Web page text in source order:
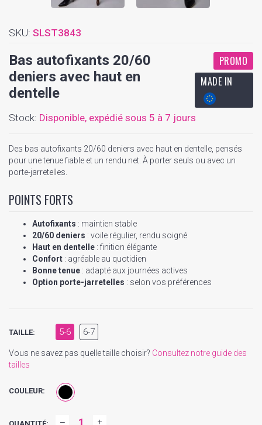
SKU: SLST3843
Bas autofixants 20/60
deniers avec haut en
dentelle
PROMO
MADE IN
Stock: Disponible, expédié sous 5 à 7 jours
Des bas autofixants 20/60 deniers avec haut en dentelle, pensés
pour une tenue fiable et un rendu net. À porter seuls ou avec un
porte-jarretelles.
POINTS FORTS
Autofixants : maintien stable
20/60 deniers : voile régulier, rendu soigné
Haut en dentelle : finition élégante
Confort : agréable au quotidien
Bonne tenue : adapté aux journées actives
Option porte-jarretelles : selon vos préférences
TAILLE: 5-6 6-7
Vous ne savez pas quelle taille choisir? Consultez notre guide des
tailles
COULEUR: